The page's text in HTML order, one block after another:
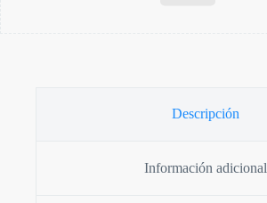
Descripción
Información adicional